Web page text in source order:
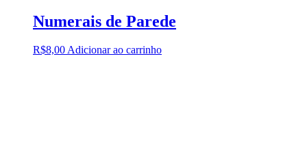
Numerais de Parede
R$8,00Adicionar ao carrinho